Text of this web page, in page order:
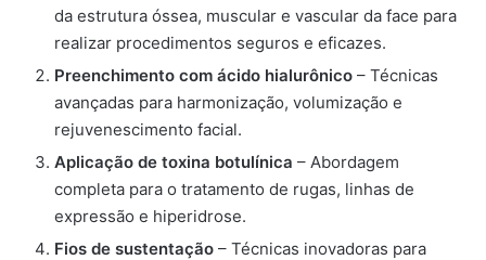
da estrutura óssea, muscular e vascular da face para
realizar procedimentos seguros e eficazes.
Preenchimento com ácido hialurônico – Técnicas
avançadas para harmonização, volumização e
rejuvenescimento facial.
Aplicação de toxina botulínica – Abordagem
completa para o tratamento de rugas, linhas de
expressão e hiperidrose.
Fios de sustentação – Técnicas inovadoras para